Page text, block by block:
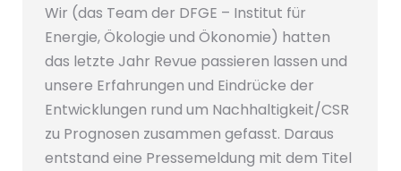
Wir (das Team der DFGE – Institut für
Energie, Ökologie und Ökonomie) hatten
das letzte Jahr Revue passieren lassen und
unsere Erfahrungen und Eindrücke der
Entwicklungen rund um Nachhaltigkeit/CSR
zu Prognosen zusammen gefasst. Daraus
entstand eine Pressemeldung mit dem Titel